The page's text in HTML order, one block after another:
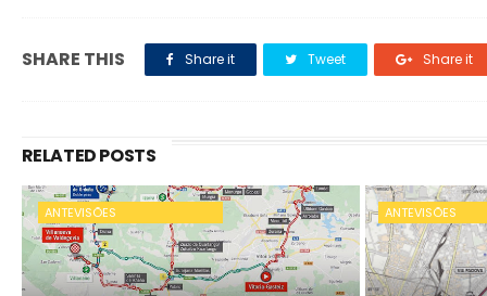
SHARE THIS Share it Tweet Share it
RELATED POSTS
ANTEVISÕES ANTEVISÕES